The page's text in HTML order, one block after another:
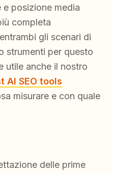
e posizione media
completa
gli scenari di
strumenti per questo
utile anche il nostro
AI SEO tools
misurare e con quale
delle prime